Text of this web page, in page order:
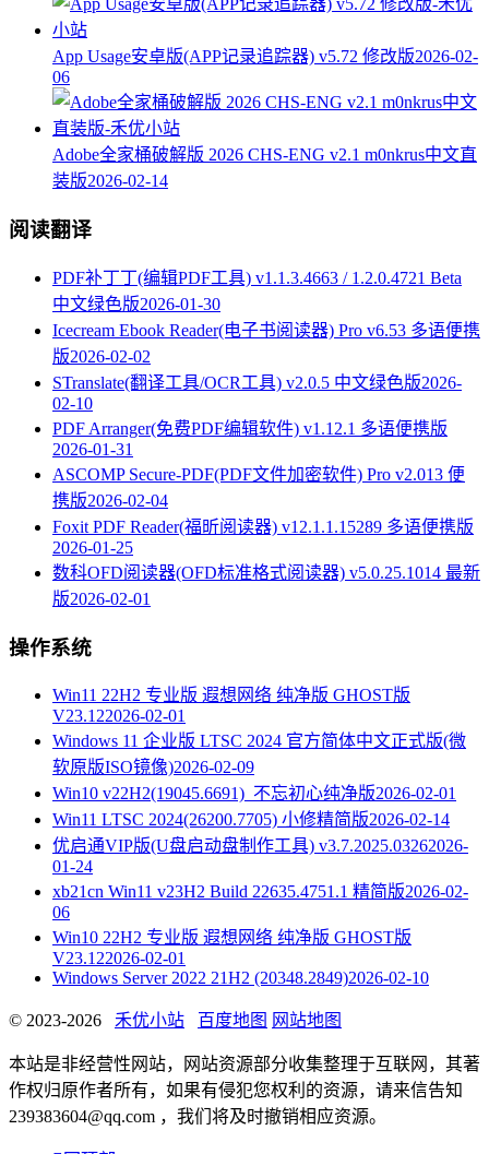
App Usage安卓版(APP记录追踪器) v5.72 修改版2026-02-
06
Adobe全家桶破解版 2026 CHS-ENG v2.1 m0nkrus中文直
装版2026-02-14
阅读翻译
PDF补丁丁(编辑PDF工具) v1.1.3.4663 / 1.2.0.4721 Beta
中文绿色版2026-01-30
Icecream Ebook Reader(电子书阅读器) Pro v6.53 多语便携
版2026-02-02
STranslate(翻译工具/OCR工具) v2.0.5 中文绿色版2026-
02-10
PDF Arranger(免费PDF编辑软件) v1.12.1 多语便携版
2026-01-31
ASCOMP Secure-PDF(PDF文件加密软件) Pro v2.013 便
携版2026-02-04
Foxit PDF Reader(福昕阅读器) v12.1.1.15289 多语便携版
2026-01-25
数科OFD阅读器(OFD标准格式阅读器) v5.0.25.1014 最新
版2026-02-01
操作系统
Win11 22H2 专业版 遐想网络 纯净版 GHOST版
V23.122026-02-01
Windows 11 企业版 LTSC 2024 官方简体中文正式版(微
软原版ISO镜像)2026-02-09
Win10 v22H2(19045.6691)_不忘初心纯净版2026-02-01
Win11 LTSC 2024(26200.7705) 小修精简版2026-02-14
优启通VIP版(U盘启动盘制作工具) v3.7.2025.03262026-
01-24
xb21cn Win11 v23H2 Build 22635.4751.1 精简版2026-02-
06
Win10 22H2 专业版 遐想网络 纯净版 GHOST版
V23.122026-02-01
Windows Server 2022 21H2 (20348.2849)2026-02-10
© 2023-2026 禾优小站 百度地图 网站地图
本站是非经营性网站，网站资源部分收集整理于互联网，其著
作权归原作者所有，如果有侵犯您权利的资源，请来信告知
239383604@qq.com ，我们将及时撤销相应资源。